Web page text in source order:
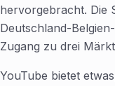
hervorgebracht. Die
Deutschland-
Zugang zu drei
YouTube bietet